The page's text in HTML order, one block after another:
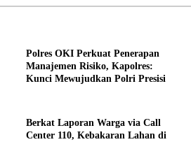
Polres OKI Perkuat Penerapan
Manajemen Risiko, Kapolres:
Kunci Mewujudkan Polri Presisi
Berkat Laporan Warga via Call
Center 110, Kebakaran Lahan di